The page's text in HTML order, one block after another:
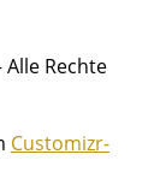
Alle Rechte
Customizr-